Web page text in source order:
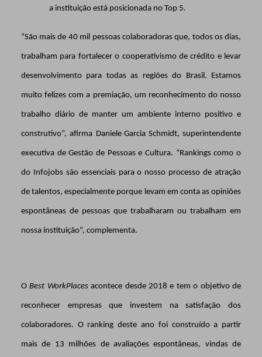
a instituição está posicionada no Top 5.
“São mais de 40 mil pessoas colaboradoras que, todos os dias,
trabalham para fortalecer o cooperativismo de crédito e levar
desenvolvimento para todas as regiões do Brasil. Estamos
muito felizes com a premiação, um reconhecimento do nosso
trabalho diário de manter um ambiente interno positivo e
construtivo”, afirma Daniele Garcia Schmidt, superintendente
executiva de Gestão de Pessoas e Cultura. “Rankings como o
do Infojobs são essenciais para o nosso processo de atração
de talentos, especialmente porque levam em conta as opiniões
espontâneas de pessoas que trabalharam ou trabalham em
nossa instituição”, complementa.
OBest WorkPlacesacontece desde 2018 e tem o objetivo de
reconhecer empresas que investem na satisfação dos
colaboradores. O ranking deste ano foi construído a partir
mais de 13 milhões de avaliações espontâneas, vindas de